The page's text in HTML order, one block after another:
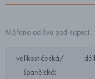
Měřeno od švu pod kapucí.
velikost česká/
španělská: